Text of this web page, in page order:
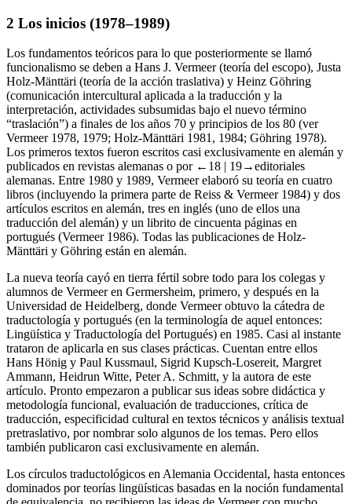
Los inicios (1978–1989)
Los fundamentos teóricos para lo que posteriormente se llamó
funcionalismo se deben a Hans J. Vermeer (teoría del escopo), Justa
Holz-Mänttäri (teoría de la acción traslativa) y Heinz Göhring
(comunicación intercultural aplicada a la traducción y la
interpretación, actividades subsumidas bajo el nuevo término
“traslación”) a finales de los años 70 y principios de los 80 (ver
Vermeer1978,1979; Holz-Mänttäri1981,1984; Göhring 1978).
Los primeros textos fueron escritos casi exclusivamente en alemán y
publicados en revistas alemanas o por←18 |19→ editoriales
alemanas. Entre 1980 y 1989, Vermeer elaboró su teoría en cuatro
libros (incluyendo la primera parte de Reiss & Vermeer 1984
artículos escritos en alemán, tres en inglés (uno de ellos una
traducción del alemán) y un librito de cincuenta páginas en
portugués (Vermeer1986 ). Todas las publicaciones de Holz-
La nueva teoría cayó en tierra fértil sobre todo para los colegas y
alumnos de Vermeer en Germersheim, primero, y después en la
Universidad de Heidelberg, donde Vermeer obtuvo la cátedra de
traductología y portugués (en la terminología de aquel entonces:
Lingüística y Traductología del Portugués) en 1985. Casi al instante
trataron de aplicarla en sus clases prácticas. Cuentan entre ellos
Hans Hönig y Paul Kussmaul, Sigrid Kupsch-Losereit, Margret
Ammann, Heidrun Witte, Peter A. Schmitt, y la autora de este
artículo. Pronto empezaron a publicar sus ideas sobre didáctica y
metodología funcional, evaluación de traducciones, crítica de
traducción, especificidad cultural en textos técnicos y análisis textual
pretraslativo, por nombrar solo algunos de los temas. Pero ellos
Los círculos traductológicos en Alemania Occidental, hasta entonces